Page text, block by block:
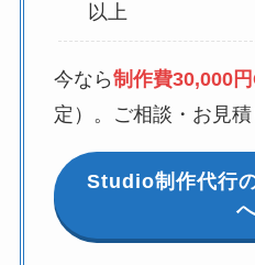
以上
今なら制作費30,000
定）。ご相談・お見積
Studio制作代行